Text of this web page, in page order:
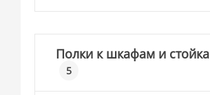
Полки к шкафам и
5